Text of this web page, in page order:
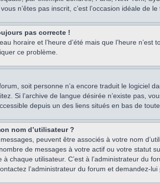
n’êtes pas inscrit, c’est l’occasion idéale de le
pas correcte !
horaire et l’heure d’été mais que l’heure
ce problème.
soit personne n’a encore traduit le logiciel
Si l’archive de langue désirée n’existe pas,
depuis un des liens situés en bas de
nom d’utilisateur ?
peuvent être associés à votre nom
de messages à votre actif ou votre statut
chaque utilisateur. C’est à l’administrateur du
l’administrateur du forum et demandez-